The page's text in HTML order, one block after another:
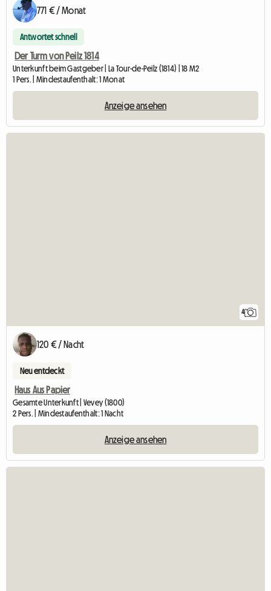
771 € / Monat
Antwortet schnell
Der Turm von Peilz 1814
Unterkunft beim Gastgeber | La Tour-de-Peilz (1814) | 18 M2
1 Pers. | Mindestaufenthalt: 1 Monat
Anzeige ansehen
4
120 € / Nacht
Neu entdeckt
Haus Aus Papier
Gesamte Unterkunft | Vevey (1800)
2 Pers. | Mindestaufenthalt: 1 Nacht
Anzeige ansehen